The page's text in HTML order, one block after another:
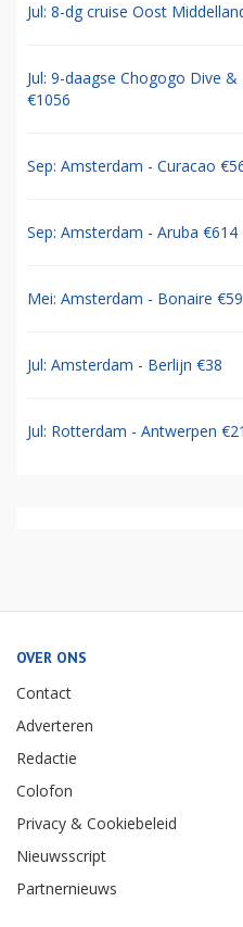
Jul: 8-dg cruise Oost
Jul: 9-daagse Chogogo Dive
€1056
Sep: Amsterdam - Curacao
Sep: Amsterdam - Aruba €614
Mei: Amsterdam - Bonaire
Jul: Amsterdam - Berlijn €38
Jul: Rotterdam - Antwerpen €21
OVER ONS
Contact
Adverteren
Redactie
Colofon
Privacy & Cookiebeleid
Nieuwsscript
Partnernieuws